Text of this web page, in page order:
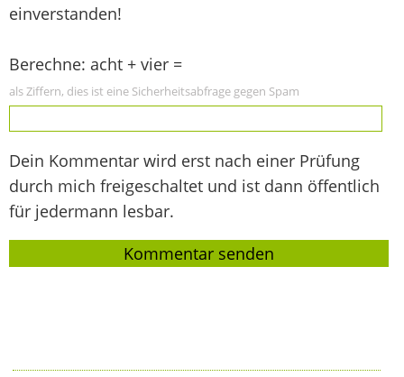
einverstanden!
Berechne: acht + vier =
als Ziffern, dies ist eine Sicherheitsabfrage gegen Spam
Dein Kommentar wird erst nach einer Prüfung
durch mich freigeschaltet und ist dann öffentlich
für jedermann lesbar.